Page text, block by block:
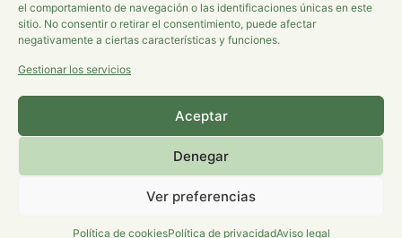
el comportamiento de navegación o las identificaciones únicas en este
sitio. No consentir o retirar el consentimiento, puede afectar
negativamente a ciertas características y funciones.
Gestionar los servicios
Aceptar
Denegar
Ver preferencias
Política de cookiesPolítica de privacidadAviso legal
detoxificaciones y es que cada vez hay más personas
conscientes de que limpiar el cuerpo por dentro forma
parte del plan para un estilo de vida saludable que nos
haga sentir con vitalidad, ligereza y energía. ¿PORQUÉ
HACER DETOX? Nuestro cuerpo se va […]
Política de privacidad